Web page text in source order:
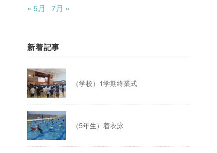
« 5月 7月 »
新着記事
（学校）1学期終業式
（5年生）着衣泳